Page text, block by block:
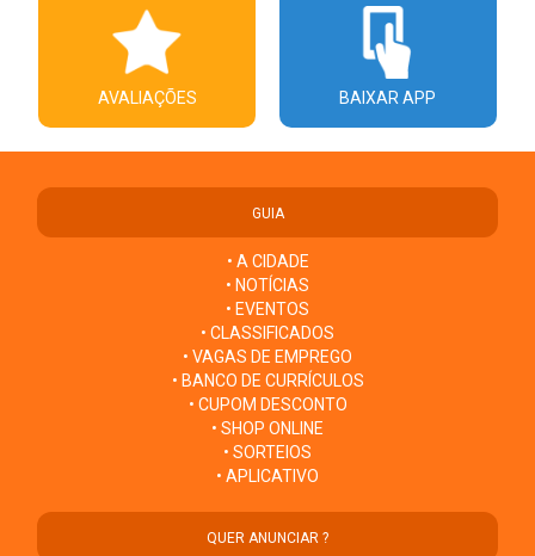
AVALIAÇÕES BAIXAR APP
GUIA
• A CIDADE
• NOTÍCIAS
• EVENTOS
• CLASSIFICADOS
• VAGAS DE EMPREGO
• BANCO DE CURRÍCULOS
• CUPOM DESCONTO
• SHOP ONLINE
• SORTEIOS
• APLICATIVO
QUER ANUNCIAR ?